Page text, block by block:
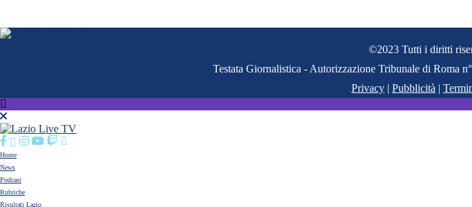
©2023 Tutti i diritti
Testata Giornalistica - Autorizzazione Tribunale di Roma
Privacy | Pubblicità |
Home
News
Podcast
Rubriche
Risultati Lazio